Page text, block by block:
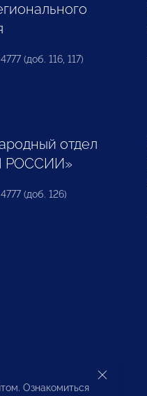
(доб. 116, 117)
отдел
РОССИИ»
(доб. 126)
Ознакомиться